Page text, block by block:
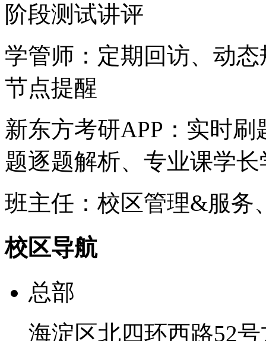
阶段测试讲评
学管师：定期回访、动
节点提醒
新东方考研APP：实时
题逐题解析、专业课学
班主任：校区管理&服务
校区导航
总部
海淀区北四环西路52